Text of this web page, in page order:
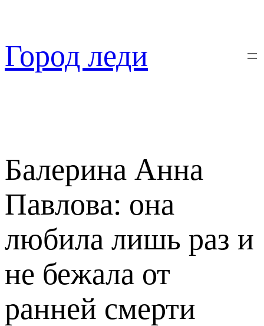
содержимому
Город леди
Балерина Анна
Павлова: она
любила лишь раз и
не бежала от
ранней смерти